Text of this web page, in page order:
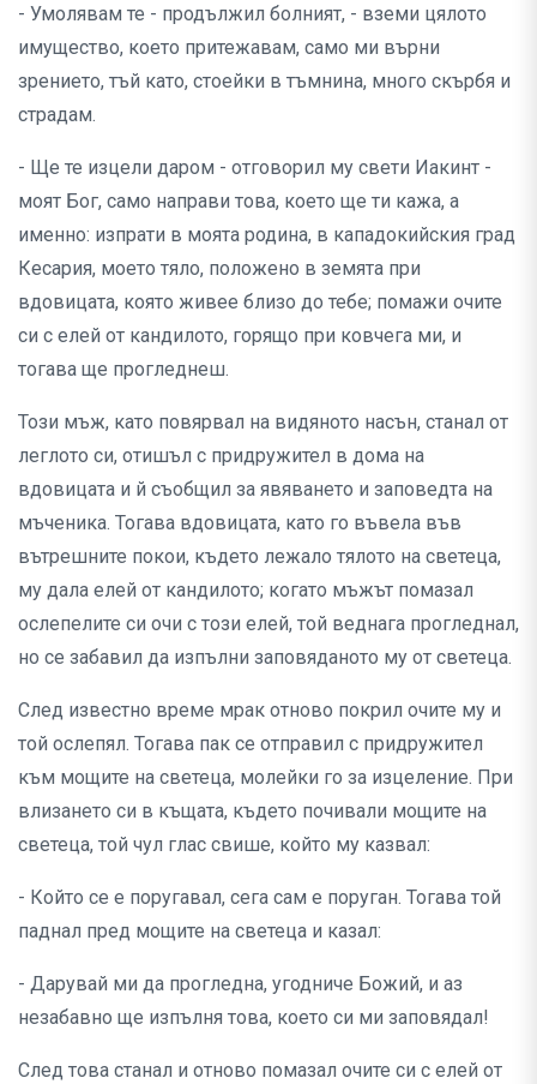
- Умолявам те - продължил болният, - вземи цялото
имущество, което притежавам, само ми върни
зрението, тъй като, стоейки в тъмнина, много скърбя и
страдам.
- Ще те изцели даром - отговорил му свети Иакинт -
моят Бог, само направи това, което ще ти кажа, а
именно: изпрати в моята родина, в кападокийския град
Кесария, моето тяло, положено в земята при
вдовицата, която живее близо до тебе; помажи очите
си с елей от кандилото, горящо при ковчега ми, и
тогава ще прогледнеш.
Този мъж, като повярвал на видяното насън, станал от
леглото си, отишъл с придружител в дома на
вдовицата и й съобщил за явяването и заповедта на
мъченика. Тогава вдовицата, като го въвела във
вътрешните покои, където лежало тялото на светеца,
му дала елей от кандилото; когато мъжът помазал
ослепелите си очи с този елей, той веднага прогледнал,
но се забавил да изпълни заповяданото му от светеца.
След известно време мрак отново покрил очите му и
той ослепял. Тогава пак се отправил с придружител
към мощите на светеца, молейки го за изцеление. При
влизането си в къщата, където почивали мощите на
светеца, той чул глас свише, който му казвал:
- Който се е поругавал, сега сам е поруган. Тогава той
паднал пред мощите на светеца и казал:
- Дарувай ми да прогледна, угодниче Божий, и аз
незабавно ще изпълня това, което си ми заповядал!
След това станал и отново помазал очите си с елей от